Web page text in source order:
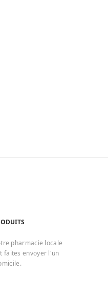
pharmacie locale
faites envoyer l'un